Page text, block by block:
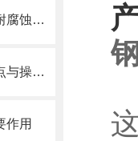
加工中心钢板防护罩有良好的耐腐蚀性，能在各种环境下长时间使用
加工中心钢板防护罩的结构特点与操作维护方式
作用